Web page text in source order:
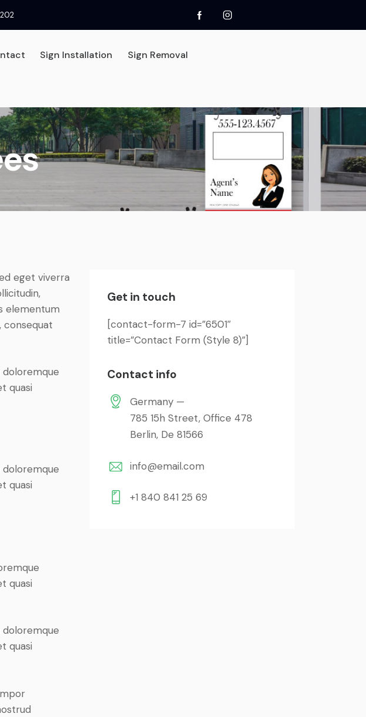
Sign Installation Sign Removal
Serving Areas Contact Sign Installation Sign Removal
eget viverra
elementum
consequat
quasi
quasi
quasi
quasi
Get in touch
[contact-form-7 id=”6501″
title=”Contact Form (Style 8)”]
Contact info
Germany —
785 15h Street, Office 478
Berlin, De 81566
info@email.com
+1 840 841 25 69